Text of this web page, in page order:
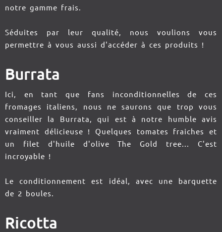
notre gamme frais.
Séduites par leur qualité, nous voulions vous
permettre à vous aussi d'accéder à ces produits !
Burrata
Ici, en tant que fans inconditionnelles de ces
fromages italiens, nous ne saurons que trop vous
conseiller la Burrata, qui est à notre humble avis
vraiment délicieuse ! Quelques tomates fraiches et
un filet d'huile d'olive The Gold tree... C'est
incroyable !
Le conditionnement est idéal, avec une barquette
de 2 boules.
Ricotta